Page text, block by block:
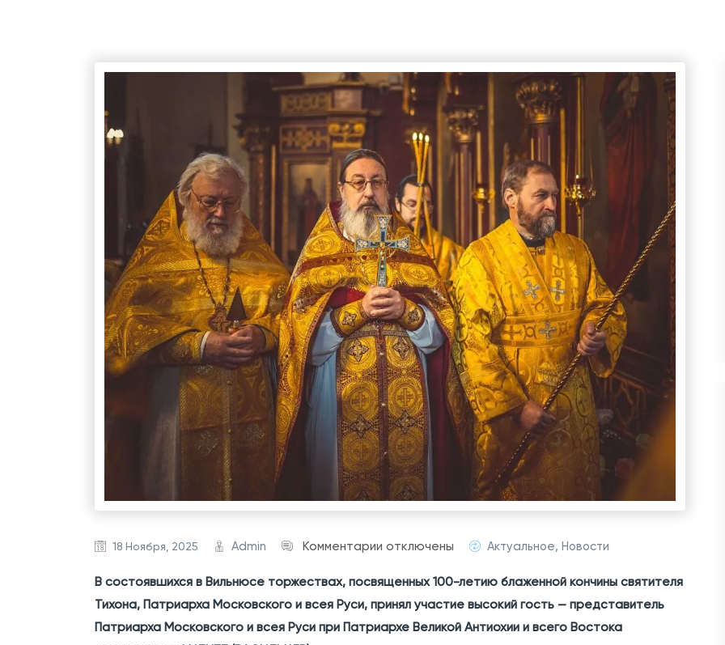
18 Ноября, 2025 Admin Комментарии к
а
п
и
отключены Актуальное, Новости
В состоявшихся в Вильнюсе торжествах, посвященных 100-летию блаженной кончины святителя
Тихона, Патриарха Московского и всея Руси, принял участие высокий гость — представитель
Патриарха Московского и всея Руси при Патриархе Великой Антиохии и всего Востока